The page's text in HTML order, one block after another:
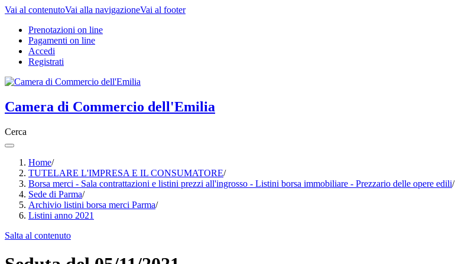
Vai al contenutoVai alla navigazioneVai al footer
Prenotazioni on line
Pagamenti on line
Accedi
Registrati
Camera di Commercio dell'Emilia
Cerca
Home/
TUTELARE L'IMPRESA E IL CONSUMATORE/
Borsa merci - Sala contrattazioni e listini prezzi all'ingrosso - Listini borsa immobiliare - Prezzario delle opere edili/
Sede di Parma/
Archivio listini borsa merci Parma/
Listini anno 2021
Salta al contenuto